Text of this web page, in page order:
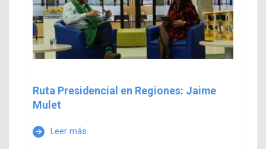
Ruta Presidencial en Regiones: Jaime
Mulet
arrow_forward Leer más